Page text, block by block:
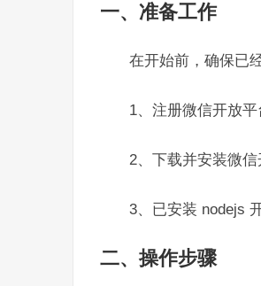
一、准备工作
在开始前，确保已
1、注册微信开放
2、下载并安装微信
3、已安装 nodejs
二、操作步骤